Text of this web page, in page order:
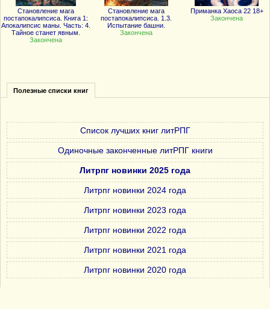
Становление мага
постапокалипсиса. Книга 1:
Апокалипсис маны. Часть: 4.
Тайное станет явным.
Закончена
Становление мага
постапокалипсиса. 1.3.
Испытание башни.
Закончена
Приманка Хаоса 22 18+
Закончена
Полезные списки книг
Список лучших книг литРПГ
Одиночные законченные литРПГ книги
Литрпг новинки 2025 года
Литрпг новинки 2024 года
Литрпг новинки 2023 года
Литрпг новинки 2022 года
Литрпг новинки 2021 года
Литрпг новинки 2020 года